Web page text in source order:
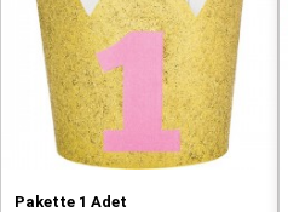
Pakette 1 Adet